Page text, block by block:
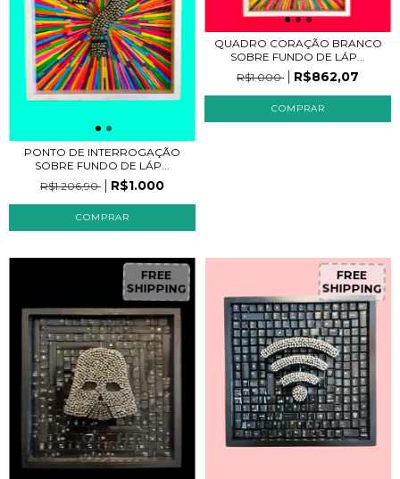
PONTO DE INTERROGAÇÃO
SOBRE FUNDO DE LÁP...
R$1.206,90
R$1.000
QUADRO CORAÇÃO BRANCO
SOBRE FUNDO DE LÁP...
R$1.000
R$862,07
FREE
SHIPPING
FREE
SHIPPING